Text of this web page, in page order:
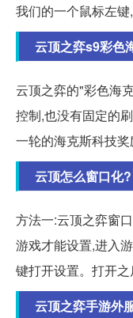
我们的一个鼠标左
云顶之弈s9彩色
云顶之弈的"彩色海
控制,也没有固定的
一轮的海克斯科技奖
云顶怎么窗口化?
方法一:云顶之弈窗
游戏才能设置,进入
键打开设置。打开之
云顶之弈手游外